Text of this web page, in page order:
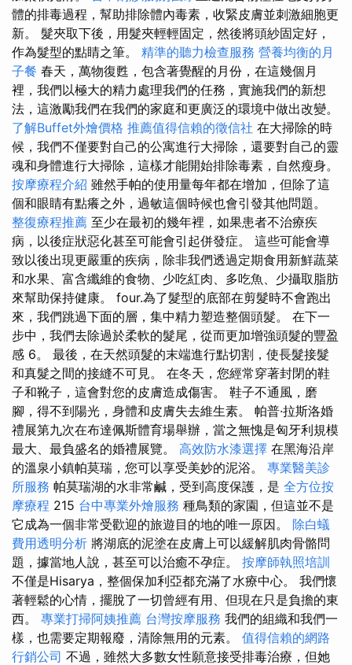
體的排毒過程，幫助排除體內毒素，收緊皮膚並刺激細胞更
新。 髮夾取下後，用髮夾輕輕固定，然後將頭紗固定好，
作為髮型的點睛之筆。 精準的聽力檢查服務 營養均衡的月
子餐 春天，萬物復甦，包含著覺醒的月份，在這幾個月
裡，我們以極大的精力處理我們的任務，實施我們的新想
法，這激勵我們在我們的家庭和更廣泛的環境中做出改變。
了解Buffet外燴價格 推薦值得信賴的徵信社 在大掃除的時
候，我們不僅要對自己的公寓進行大掃除，還要對自己的靈
魂和身體進行大掃除，這樣才能開始排除毒素，自然瘦身。
按摩療程介紹 雖然手帕的使用量每年都在增加，但除了這
個和眼睛有點癢之外，過敏這個時候也會引發其他問題。
整復療程推薦 至少在最初的幾年裡，如果患者不治療疾
病，以後症狀惡化甚至可能會引起併發症。 這些可能會導
致以後出現更嚴重的疾病，除非我們透過定期食用新鮮蔬菜
和水果、富含纖維的食物、少吃紅肉、多吃魚、少攝取脂肪
來幫助保持健康。 four.為了髮型的底部在剪髮時不會跑出
來，我們跳過下面的層，集中精力塑造整個頭髮。 在下一
步中，我們去除過於柔軟的髮尾，從而更加增強頭髮的豐盈
感 6。 最後，在天然頭髮的末端進行點切割，使長髮接髮
和真髮之間的接縫不可見。 在冬天，您經常穿著封閉的鞋
子和靴子，這會對您的皮膚造成傷害。 鞋子不通風，磨
腳，得不到陽光，身體和皮膚失去維生素。 帕普·拉斯洛婚
禮展第九次在布達佩斯體育場舉辦，當之無愧是匈牙利規模
最大、最負盛名的婚禮展覽。 高效防水漆選擇 在黑海沿岸
的溫泉小鎮帕莫瑞，您可以享受美妙的泥浴。 專業醫美診
所服務 帕莫瑞湖的水非常鹹，受到高度保護，是 全方位按
摩療程 215 台中專業外燴服務 種鳥類的家園，但這並不是
它成為一個非常受歡迎的旅遊目的地的唯一原因。 除白蟻
費用透明分析 將湖底的泥塗在皮膚上可以緩解肌肉骨骼問
題，據當地人說，甚至可以治癒不孕症。 按摩師執照培訓
不僅是Hisarya，整個保加利亞都充滿了水療中心。 我們懷
著輕鬆的心情，擺脫了一切曾經有用、但現在只是負擔的東
西。 專業打掃阿姨推薦 台灣按摩服務 我們的組織和我們一
樣，也需要定期報廢，清除無用的元素。 值得信賴的網路
行銷公司 不過，雖然大多數女性願意接受排毒治療，但她